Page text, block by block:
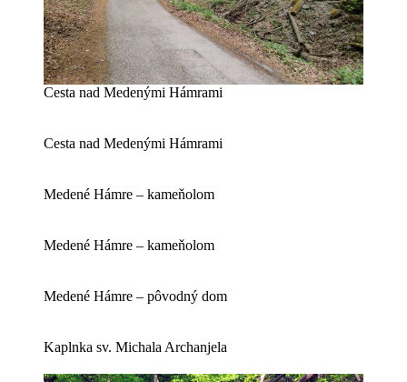
Cesta nad Medenými Hámrami
Cesta nad Medenými Hámrami
Medené Hámre – kameňolom
Medené Hámre – kameňolom
Medené Hámre – pôvodný dom
Kaplnka sv. Michala Archanjela